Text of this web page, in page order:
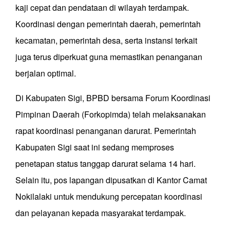
kaji cepat dan pendataan di wilayah terdampak.
Koordinasi dengan pemerintah daerah, pemerintah
kecamatan, pemerintah desa, serta instansi terkait
juga terus diperkuat guna memastikan penanganan
berjalan optimal.
Di Kabupaten Sigi, BPBD bersama Forum Koordinasi
Pimpinan Daerah (Forkopimda) telah melaksanakan
rapat koordinasi penanganan darurat. Pemerintah
Kabupaten Sigi saat ini sedang memproses
penetapan status tanggap darurat selama 14 hari.
Selain itu, pos lapangan dipusatkan di Kantor Camat
Nokilalaki untuk mendukung percepatan koordinasi
dan pelayanan kepada masyarakat terdampak.